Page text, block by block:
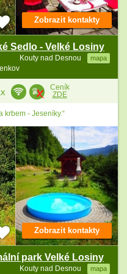
Sedlo - Velké Losiny
Kouty nad Desnou mapa
Zobrazit kontakty
Ceník
ZDE
krbem - Jeseníky.“
park Velké Losiny
Kouty nad Desnou mapa
Zobrazit kontakty